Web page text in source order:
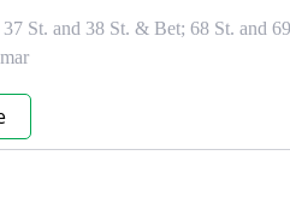
St. and 38 St. & Bet; 68 St. and